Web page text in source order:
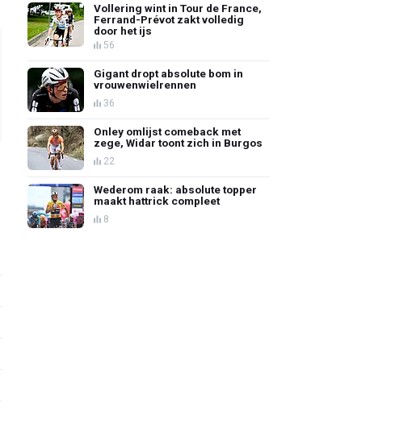
Vollering wint in Tour de France,
Ferrand-Prévot zakt volledig
door het ijs
56
Gigant dropt absolute bom in
vrouwenwielrennen
36
Onley omlijst comeback met
zege, Widar toont zich in Burgos
22
Wederom raak: absolute topper
maakt hattrick compleet
8